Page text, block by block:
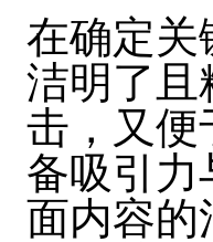
在确定关
洁明了且
击，又便
备吸引
面内容的